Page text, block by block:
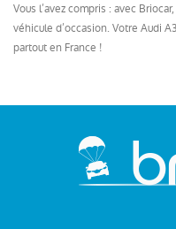
Vous l’avez compris : avec
véhicule d’occasion. Votre Audi
partout en France !